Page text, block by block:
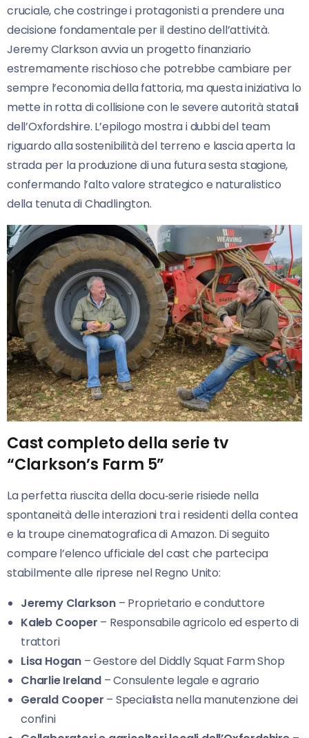
cruciale, che costringe i protagonisti a prendere una
decisione fondamentale per il destino dell’attività.
Jeremy Clarkson avvia un progetto finanziario
estremamente rischioso che potrebbe cambiare per
sempre l’economia della fattoria, ma questa iniziativa lo
mette in rotta di collisione con le severe autorità statali
dell’Oxfordshire. L’epilogo mostra i dubbi del team
riguardo alla sostenibilità del terreno e lascia aperta la
strada per la produzione di una futura sesta stagione,
confermando l’alto valore strategico e naturalistico
della tenuta di Chadlington.
Cast completo della serie tv
“Clarkson’s Farm 5”
La perfetta riuscita della docu‑serie risiede nella
spontaneità delle interazioni tra i residenti della contea
e la troupe cinematografica di Amazon. Di seguito
compare l’elenco ufficiale del cast che partecipa
stabilmente alle riprese nel Regno Unito:
Jeremy Clarkson – Proprietario e conduttore
Kaleb Cooper – Responsabile agricolo ed esperto di
trattori
Lisa Hogan – Gestore del Diddly Squat Farm Shop
Charlie Ireland – Consulente legale e agrario
Gerald Cooper – Specialista nella manutenzione dei
confini